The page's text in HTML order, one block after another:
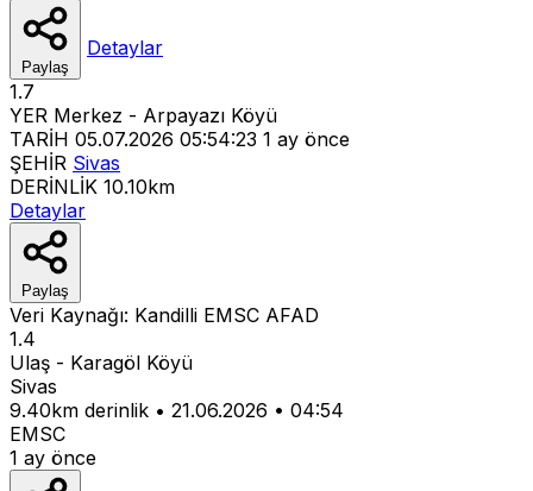
Paylaş
Detaylar
1.7
YER Merkez - Arpayazı Köyü
TARİH 05.07.2026 05:54:23 1 ay önce
ŞEHİR Sivas
DERİNLİK 10.10km
Detaylar
Paylaş
Veri Kaynağı: Kandilli EMSC AFAD
1.4
Ulaş - Karagöl Köyü
Sivas
9.40km derinlik • 21.06.2026 • 04:54
EMSC
1 ay önce